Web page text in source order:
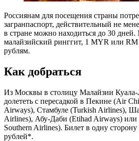
Россиянам для посещения страны
загранпаспорт, действительный не
в стране можно находиться до 30
малайзийский ринггит, 1 MYR или
рублям.
Как добраться
Из Москвы в столицу Малайзии
долететь с пересадкой в Пекине (Air
Airways), Стамбуле (Turkish Airlines),
Airlines), Абу-Даби (Etihad Airways) или
Southern Airlines). Билет в одну сторону
рублей*.